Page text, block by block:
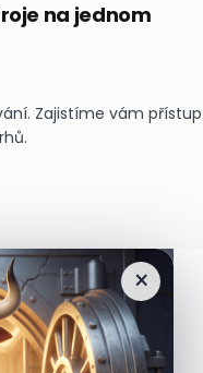
na jednom
Zajistíme vám přístup
×